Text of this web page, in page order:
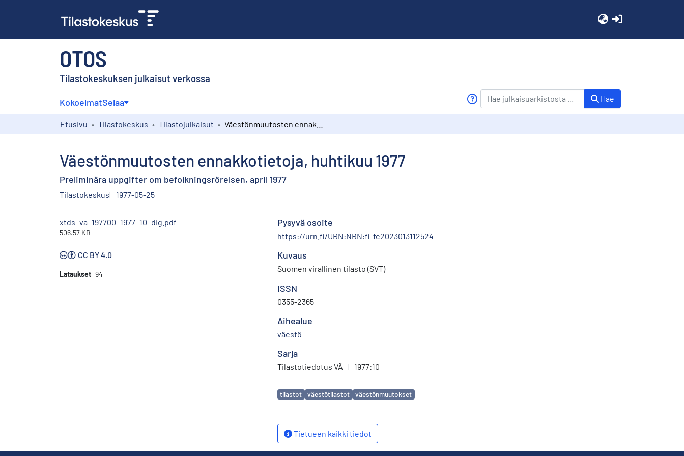
OTOS
Tilastokeskuksen julkaisut verkossa
KokoelmatSelaa Hae
Etusivu Tilastokeskus Tilastojulkaisut
Väestönmuutosten ennakkotietoja, huhtikuu 1977
Preliminära uppgifter om befolkningsrörelsen, april 1977
Tilastokeskus 1977-05-25
xtds_va_197700_1977_10_dig.pdf
506.57 KB
CC BY 4.0
Lataukset 94
Pysyvä osoite
https://urn.fi/URN:NBN:fi-fe2023013112524
Kuvaus
Suomen virallinen tilasto (SVT)
ISSN
0355-2365
Aihealue
väestö
Sarja
Tilastotiedotus VÄ | 1977:10
Avainsanat
tilastot väestötilastot väestönmuutokset
Tietueen kaikki tiedot